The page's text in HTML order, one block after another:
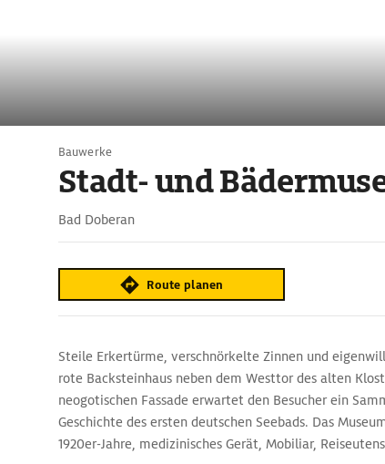
Bauwerke
Stadt- und
Bad Doberan
Route planen
Steile Erkertürme, verschnörkelte Zinnen und
rote Backsteinhaus neben dem Westtor des alten
neogotischen Fassade erwartet den Besucher ein
Geschichte des ersten deutschen Seebads. Das
1920er-Jahre, medizinisches Gerät, Mobiliar,